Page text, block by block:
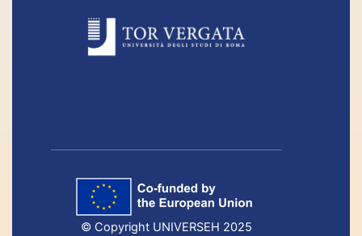
© Copyright UNIVERSEH 2025